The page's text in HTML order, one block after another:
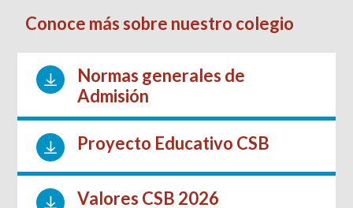
Conoce más sobre nuestro colegio
Normas generales de
Admisión
Proyecto Educativo CSB
Valores CSB 2026